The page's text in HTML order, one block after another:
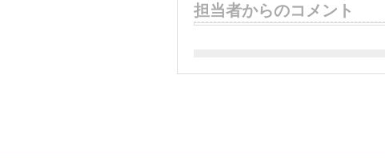
担当者からのコメント